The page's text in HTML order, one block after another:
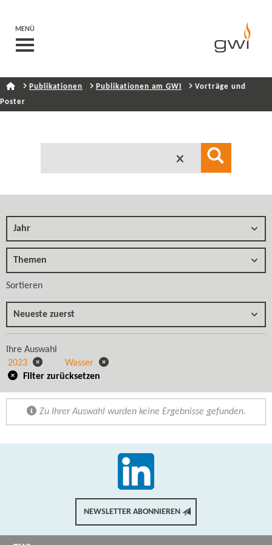
MENÜ
Publikationen Publikationen am GWI
Vorträge und
Poster
Jahr
Themen
Sortieren
Neueste zuerst
Ihre Auswahl
2023
Wasser
Filter zurücksetzen
Zu Ihrer Auswahl wurden keine Ergebnisse gefunden.
NEWSLETTER ABONNIEREN